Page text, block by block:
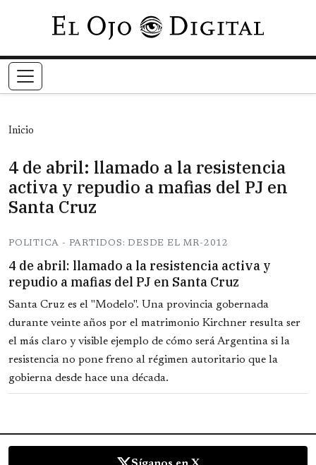
Pasar al contenido principal
Inicio
4 de abril: llamado a la resistencia
activa y repudio a mafias del PJ en
Santa Cruz
POLITICA - PARTIDOS: DESDE EL MR-2012
4 de abril: llamado a la resistencia activa y
repudio a mafias del PJ en Santa Cruz
Santa Cruz es el "Modelo". Una provincia gobernada
durante veinte años por el matrimonio Kirchner resulta ser
el más claro y visible ejemplo de cómo será Argentina si la
resistencia no pone freno al régimen autoritario que la
gobierna desde hace una década.